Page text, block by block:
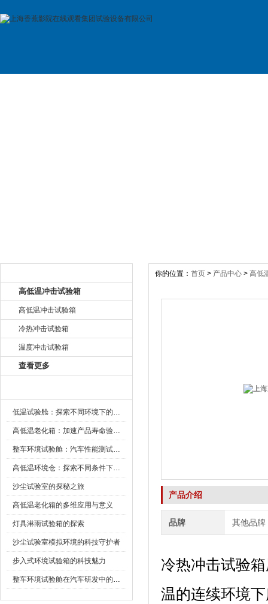
高低温冲击试验箱
高低温冲击试验箱
冷热冲击试验箱
温度冲击试验箱
查看更多
低温试验舱：探索不同环境下的科技边界
高低温老化箱：加速产品寿命验证的可靠伙伴
整车环境试验舱：汽车性能测试的设备
高低温环境仓：探索不同条件下的科学奥秘
沙尘试验室的探秘之旅
高低温老化箱的多维应用与意义
灯具淋雨试验箱的探索
沙尘试验室模拟环境的科技守护者
步入式环境试验箱的科技魅力
整车环境试验舱在汽车研发中的作用
你的位置： 首页 > 产品中心 > 高低
产品介绍
品牌 其他品牌
冷热冲击试验箱
温的连续环境下